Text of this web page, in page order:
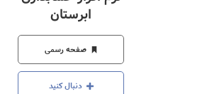
سازمان‌ها
و
روابط
عمومی‌ها
ابرستان
صفحه رسمی
دنبال کنید